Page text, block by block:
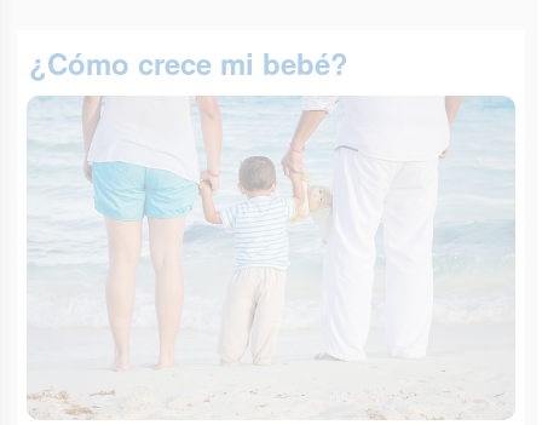
¿Cómo crece mi bebé?